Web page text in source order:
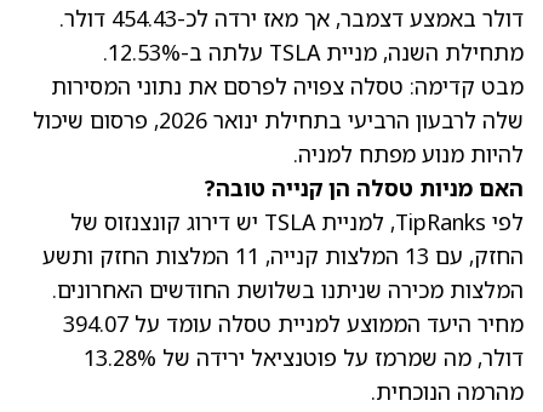
דולר באמצע דצמבר, אך מאז ירדה לכ-454.43 דולר.
מתחילת השנה, מניית TSLA עלתה ב-12.53%.
מבט קדימה: טסלה צפויה לפרסם את נתוני המסירות
שלה לרבעון הרביעי בתחילת ינואר 2026, פרסום שיכול
להיות מנוע מפתח למניה.
האם מניות טסלה הן קנייה טובה?
לפי TipRanks, למניית
TSLA יש דירוג קונצנזוס של
החזק, עם 13 המלצות קנייה, 11 המלצות החזק ותשע
המלצות מכירה שניתנו בשלושת החודשים האחרונים.
מחיר היעד
הממוצע למניית טסלה עומד על 394.07
דולר, מה שמרמז על פוטנציאל ירידה של 13.28%
מהרמה הנוכחית.